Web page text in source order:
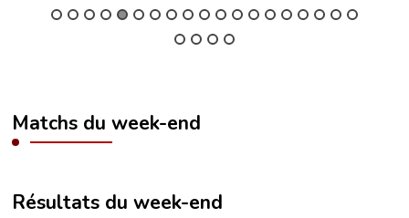
Matchs du week-end
Résultats du week-end